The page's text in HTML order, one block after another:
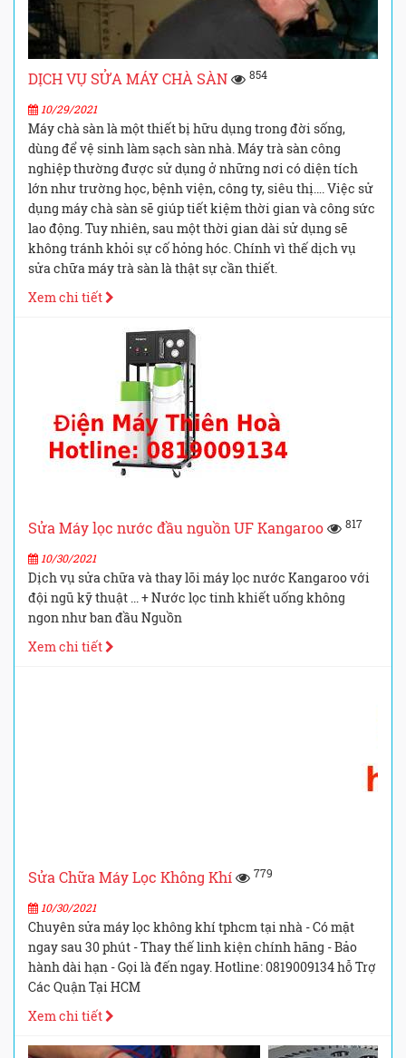
DỊCH VỤ SỬA MÁY CHÀ SÀN 854
10/29/2021
Máy chà sàn là một thiết bị hữu dụng trong đời sống,
dùng để vệ sinh làm sạch sàn nhà. Máy trà sàn công
nghiệp thường được sử dụng ở những nơi có diện tích
lớn như trường học, bệnh viện, công ty, siêu thị…. Việc sử
dụng máy chà sàn sẽ giúp tiết kiệm thời gian và công sức
lao động. Tuy nhiên, sau một thời gian dài sử dụng sẽ
không tránh khỏi sự cố hỏng hóc. Chính vì thế dịch vụ
sửa chữa máy trà sàn là thật sự cần thiết.
Xem chi tiết
Sửa Máy lọc nước đầu nguồn UF Kangaroo 817
10/30/2021
Dịch vụ sửa chữa và thay lõi máy lọc nước Kangaroo với
đội ngũ kỹ thuật ... + Nước lọc tinh khiết uống không
ngon như ban đầu Nguồn
Xem chi tiết
Sửa Chữa Máy Lọc Không Khí 779
10/30/2021
Chuyên sửa máy lọc không khí tphcm tại nhà - Có mặt
ngay sau 30 phút - Thay thế linh kiện chính hãng - Bảo
hành dài hạn - Gọi là đến ngay. Hotline: 0819009134 hỗ Trợ
Các Quận Tại HCM
Xem chi tiết